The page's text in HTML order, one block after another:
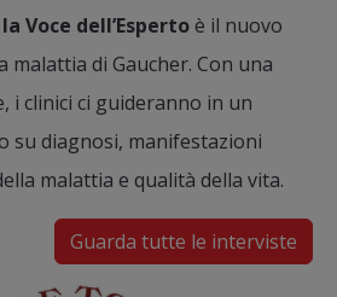
Voce dell’Espertoè il nuovo
malattia di Gaucher. Con una
i clinici ci guideranno in un
su diagnosi, manifestazioni
malattia e qualità della vita.
Guarda tutte le interviste